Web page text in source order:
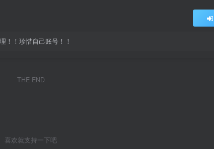
！！珍惜自己账号！！
THE END
喜欢就支持一下吧